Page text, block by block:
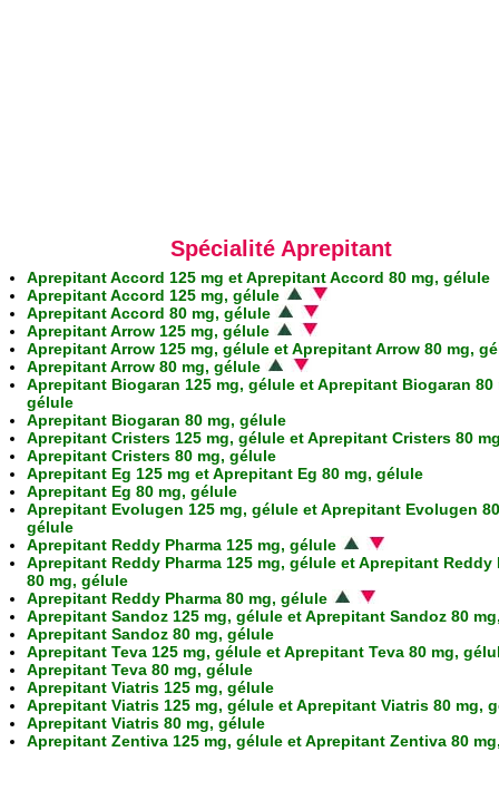
Spécialité Aprepitant
Aprepitant Accord 125 mg et Aprepitant Accord 80 mg, gélule
Aprepitant Accord 125 mg, gélule
Aprepitant Accord 80 mg, gélule
Aprepitant Arrow 125 mg, gélule
Aprepitant Arrow 125 mg, gélule et Aprepitant Arrow 80 mg,
Aprepitant Arrow 80 mg, gélule
Aprepitant Biogaran 125 mg, gélule et Aprepitant Biogaran 80
gélule
Aprepitant Biogaran 80 mg, gélule
Aprepitant Cristers 125 mg, gélule et Aprepitant Cristers 80
Aprepitant Cristers 80 mg, gélule
Aprepitant Eg 125 mg et Aprepitant Eg 80 mg, gélule
Aprepitant Eg 80 mg, gélule
Aprepitant Evolugen 125 mg, gélule et Aprepitant Evolugen
gélule
Aprepitant Reddy Pharma 125 mg, gélule
Aprepitant Reddy Pharma 125 mg, gélule et Aprepitant Reddy
80 mg, gélule
Aprepitant Reddy Pharma 80 mg, gélule
Aprepitant Sandoz 125 mg, gélule et Aprepitant Sandoz 80
Aprepitant Sandoz 80 mg, gélule
Aprepitant Teva 125 mg, gélule et Aprepitant Teva 80 mg,
Aprepitant Teva 80 mg, gélule
Aprepitant Viatris 125 mg, gélule
Aprepitant Viatris 125 mg, gélule et Aprepitant Viatris 80 mg,
Aprepitant Viatris 80 mg, gélule
Aprepitant Zentiva 125 mg, gélule et Aprepitant Zentiva 80